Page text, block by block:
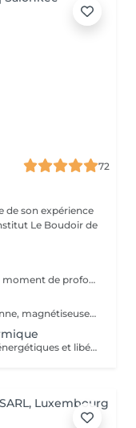
72
Le Boudoir de
Une séance de Soins énergétiques est un moment de profond bien-être et de lâcher-prise, un moment précieux pour vous reconnecter avec vous-même. L'harmonisation énergétique permet de prendre soin de soi sans être envahi par le mental et les émotions, de libérer les blocages et mémoires du passé, de (re)trouver pleinement son potentiel d'énergie, sa force vitale et créatrice, de s'aimer et s'accepter et enfin, vivre l'amour inconditionnel, d'être en paix avec soi même et de ressentir centrage et légèreté. Les soins énergétiques que je pratique nettoient les différents corps énergétiques (physique, émotionnel, mental, spirituel) et visent à dissoudre les blocages et les croyances limitantes qui nous empêchent d'avancer positivement dans la vie. Avant tout travail énergétique, quelle que soit la méthode holistique, il est important de procéder à un diagnostic énergétique de la personne. A qui s'adresse le soin énergétique ? Ils peuvent être réalisés sur tout le monde, à tous âges, quelques soient les antécédents, les maladies et les traitements en cours. Les Soins Energétiques ne présentent pas de contre-indication, prévoir juste un temps de repos après une séance. A noter que ces thérapies ne remplacent pas, en aucun cas, la médecine conventionnelle. Mon approche énergétique est dépouillée de toute attache religieuse et ne demande pas au consultant de cheminement spirituel particulier. NB : chaque minute additionnelle au temps prévu sera facturée 1€. Merci. Pour une première expérience, choisissez la séance de 75 mn.
Je m'appelle Florence, je suis énergéticienne, magnétiseuse, passeuse d'âme, karmathérapeute et médium clairaudiente et clairvoyante. Les soins karmiques que je propose sont des soins énergétiques qui vont essentiellement travailler sur votre structure énergétique reliée à votre vie actuelle afin de libérer et nettoyer les empreintes de ces mémoires ancestrales négatives. Les soins karmiques et transgénérationnels consistent à aller libérer des mémoires, des blessures et blocages issus de nos vies antérieures dont votre structure énergétique porte encore l'empreinte. Certaines de ces mémoires douloureuses se rattachent directement à votre âme, d'autres sont associées à votre famille, dans ce cas nous parlons de mémoires transgénérationnelles. Lorsque je travaille sur des mémoires karmiques, grâce à la médiumnité, je peux retracer vos vies antérieures et voir précisément les blocages, les blessures, les émotions négatives liés à vos problèmes actuels. Vous allez vivre des moments de partage, et vous sentirez cette libération karmique par des sensations d'apaisement et de soulagement. Je conseille de faire dans un premier temps le soin énergétique et ensuite le soin libération karmique. Voter traitement en sera beaucoup plus efficace Vous allez prendre conscience pour quelles raisons vous êtes attiré par certains lieux, certaines personnalités etc. Cela donnera l'explication également sur vos comportements, vos préférences, vos craintes. NB : pour chaque minute additionnelle au temps prévu sera facturée 1€. Merci
Voir les explications des rubriques soins énergétiques et libérations karmiques. Pour chaque minute additionnelle au temps prévu, 1€ sera facturé. Merci de votre compréhension.